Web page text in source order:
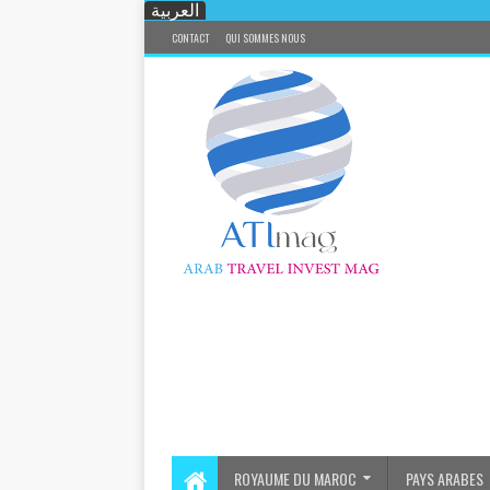
العربية
CONTACT QUI SOMMES NOUS
ROYAUME DU MAROC PAYS ARABES